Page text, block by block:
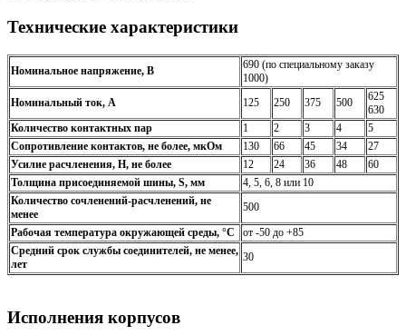
Технические характеристики
Номинальное напряжение, В
690 (по специальному заказу
1000)
Номинальный ток, А
125 250 375 500
625
630
Количество контактных пар
1 2 3 4
5
Сопротивление контактов, не более, мкОм
130 66 45 34
27
Усилие расчленения, Н, не более
12 24 36 48
60
Толщина присоединяемой шины, S, мм
4, 5, 6, 8 или 10
Количество сочленений-расчленений, не
менее
500
Рабочая температура окружающей среды, °C
от -50 до +85
Средний срок службы соединителей, не менее,
лет
30
Исполнения корпусов